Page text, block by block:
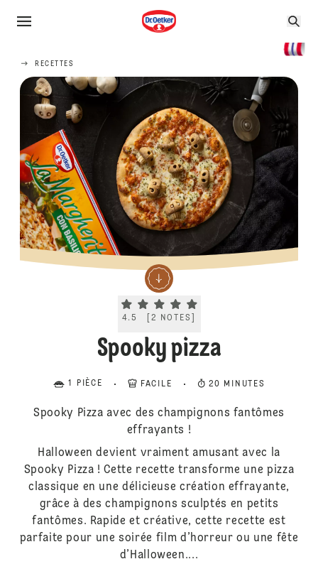
RECETTES
Current rating 4.5. Click to rate.
4.5 2 NOTES
Spooky pizza
1 PIÈCE FACILE 20 MINUTES
Spooky Pizza avec des champignons fantômes
effrayants !
Halloween devient vraiment amusant avec la
Spooky Pizza ! Cette recette transforme une pizza
classique en une délicieuse création effrayante,
grâce à des champignons sculptés en petits
fantômes. Rapide et créative, cette recette est
parfaite pour une soirée film d’horreur ou une fête
d’Halloween....